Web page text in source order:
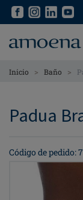
Skip
content
Skip
content
Inicio > Baño >
Padua
Código de pedido: